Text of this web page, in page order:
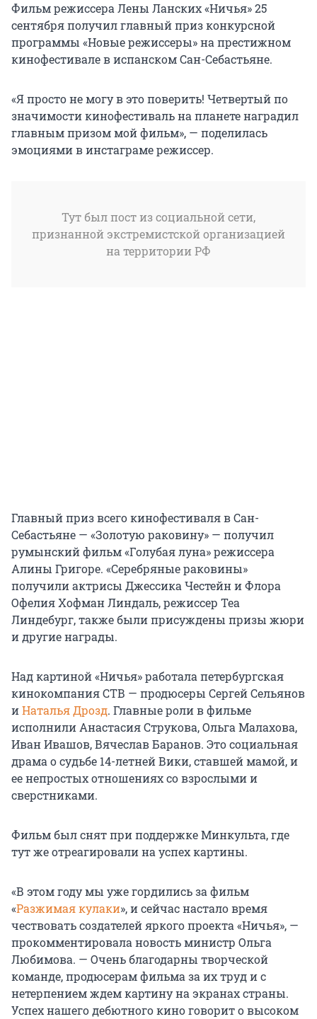
Фильм режиссера Лены Ланских «Ничья» 25
сентября получил главный приз конкурсной
программы «Новые режиссеры» на престижном
кинофестивале в испанском Сан-Себастьяне.
«Я просто не могу в это поверить! Четвертый по
значимости кинофестиваль на планете наградил
главным призом мой фильм», — поделилась
эмоциями в инстаграме режиссер.
Тут был пост из социальной сети,
признанной экстремистской организацией
на территории РФ
Главный приз всего кинофестиваля в Сан-
Себастьяне — «Золотую раковину» — получил
румынский фильм «Голубая луна» режиссера
Алины Григоре. «Серебряные раковины»
получили актрисы Джессика Честейн и Флора
Офелия Хофман Линдаль, режиссер Теа
Линдебург, также были присуждены призы жюри
и другие награды.
Над картиной «Ничья» работала петербургская
кинокомпания СТВ — продюсеры Сергей Сельянов
иНаталья Дрозд. Главные роли в фильме
исполнили Анастасия Струкова, Ольга Малахова,
Иван Ивашов, Вячеслав Баранов. Это социальная
драма о судьбе 14-летней Вики, ставшей мамой, и
ее непростых отношениях со взрослыми и
сверстниками.
Фильм был снят при поддержке Минкульта, где
тут же отреагировали на успех картины.
«В этом году мы уже гордились за фильм
«Разжимая кулаки», и сейчас настало время
чествовать создателей яркого проекта «Ничья», —
прокомментировала новость министр Ольга
Любимова. — Очень благодарны творческой
команде, продюсерам фильма за их труд и с
нетерпением ждем картину на экранах страны.
Успех нашего дебютного кино говорит о высоком